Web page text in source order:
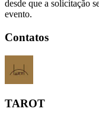
desde que a solicitação
evento.
Contatos
TAROT